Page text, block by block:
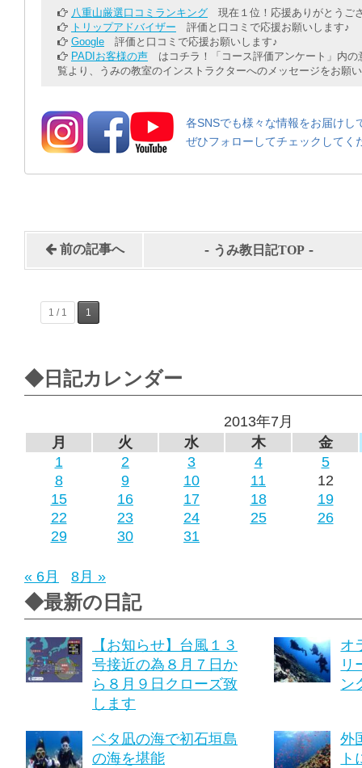
八重山厳選口コミランキング 現在１位！応援ありがとうご
トリップアドバイザー 評価と口コミで応援お願いします♪
Google 評価と口コミで応援お願いします♪
PADIお客様の声 はコチラ！「コース評価アンケート」内の
覧より、うみの教室のインストラクターへのメッセージをお願
各SNSでも様々な情報をお届けし
ぜひフォローしてチェックしてく
前の記事へ - うみ教日記TOP -
1 / 1 1
◆日記カレンダー
2013年7月
月
火 水 木
金
1
2 3 4
5
8
9 10 11
12
15
16 17 18
19
22
23 24 25
26
29
30 31
« 6月 8月 »
◆最新の日記
【お知らせ】台風１３
号接近の為８月７日か
ら８月９日クローズ致
します
オ
リ
ン
ベタ凪の海で初石垣島
の海を堪能
外
ト